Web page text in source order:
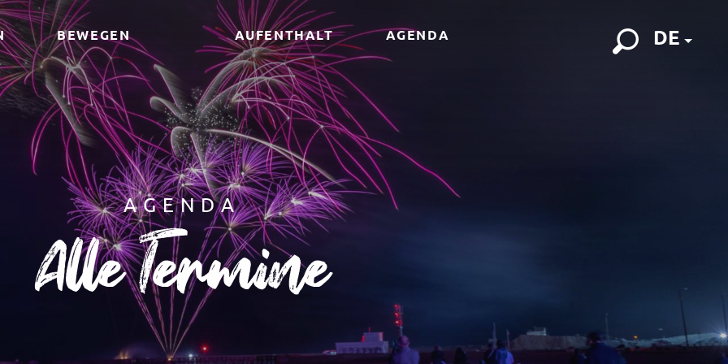
DE
BEWEGEN AUFENTHALT AGENDA
AGENDA
Alle Termine